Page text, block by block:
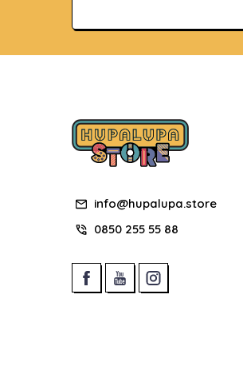
info@hupalupa.store
0850 255 55 88